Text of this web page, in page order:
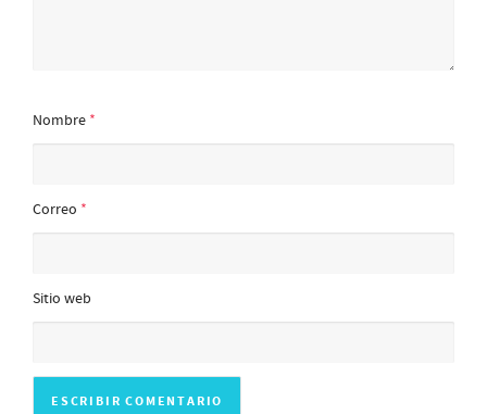
Nombre *
Correo *
Sitio web